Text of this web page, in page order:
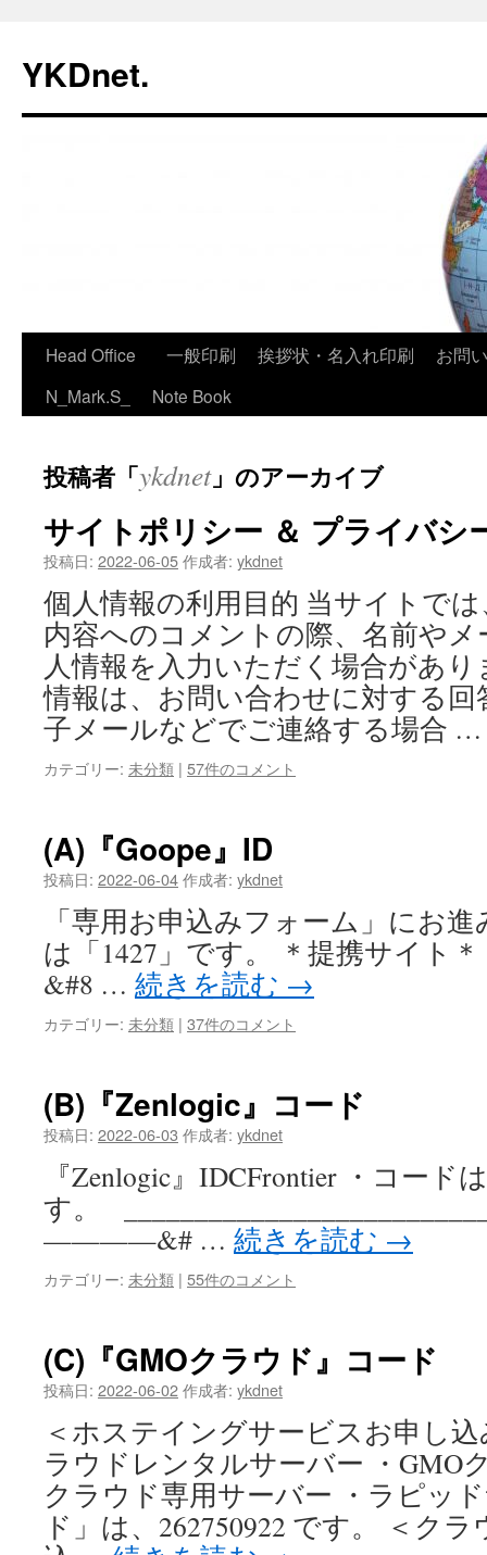
テ
ン
YKDnet.
Head Office 一般印刷 挨拶状・名入れ印刷
お問
N_Mark.S_
Note Book
投稿者「ykdnet」のアーカイブ
サイトポリシー ＆ プライバシ
投稿日: 2022-06-05作成者: ykdnet
個人情報の利用目的 当サイトで
内容へのコメントの際、名前や
人情報を入力いただく場合があ
情報は、お問い合わせに対する
子メールなどでご連絡する場合
カテゴリー: 未分類 | 57件のコメント
(A)『Goope』ID
投稿日: 2022-06-04作成者: ykdnet
「専用お申込みフォーム」にお
は「1427」です。 ＊提携サ
&#8 … 続きを読む →
カテゴリー: 未分類 | 37件のコメント
(B)『Zenlogic』コード
投稿日: 2022-06-03 作成者: ykdnet
『Zenlogic』IDCFrontier ・コー
す。
————&# … 続きを読む →
カテゴリー: 未分類 | 55件のコメント
(C)『GMOクラウド』コード
投稿日: 2022-06-02作成者: ykdnet
＜ホステイングサービスお申し
ラウドレンタルサーバー ・GMO
クラウド専用サーバー ・ラピッ
ド」は、262750922 です。 ＜ク